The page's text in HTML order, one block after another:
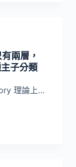
兩層，
子分類
理論上…